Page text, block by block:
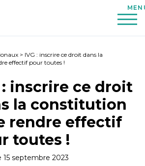
> IVG : inscrire ce droit dans la
effectif pour toutes !
: inscrire ce droit
la constitution
rendre effectif
toutes !
15 septembre 2023